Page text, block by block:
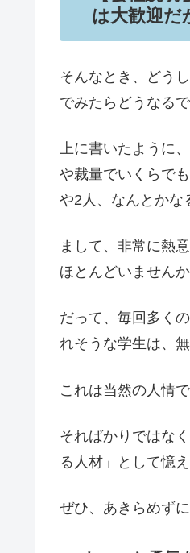
は大歓迎だ
そんなとき、どう
でみたらどうなる
上に書いたように
や裁量でいくらで
や2人、なんとかな
まして、非常に熱
ほとんどいません
だって、毎回多く
れそうな学生は、
これは当然の人情で
そればかりではな
る人材」として憶
ぜひ、あきらめず